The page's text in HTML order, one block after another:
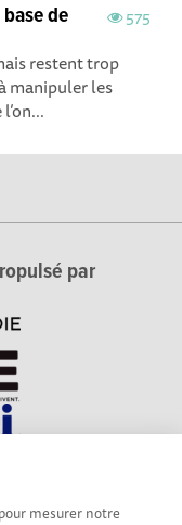
mesurer notre
575
de
restent trop
manipuler les
par
en Normandie.